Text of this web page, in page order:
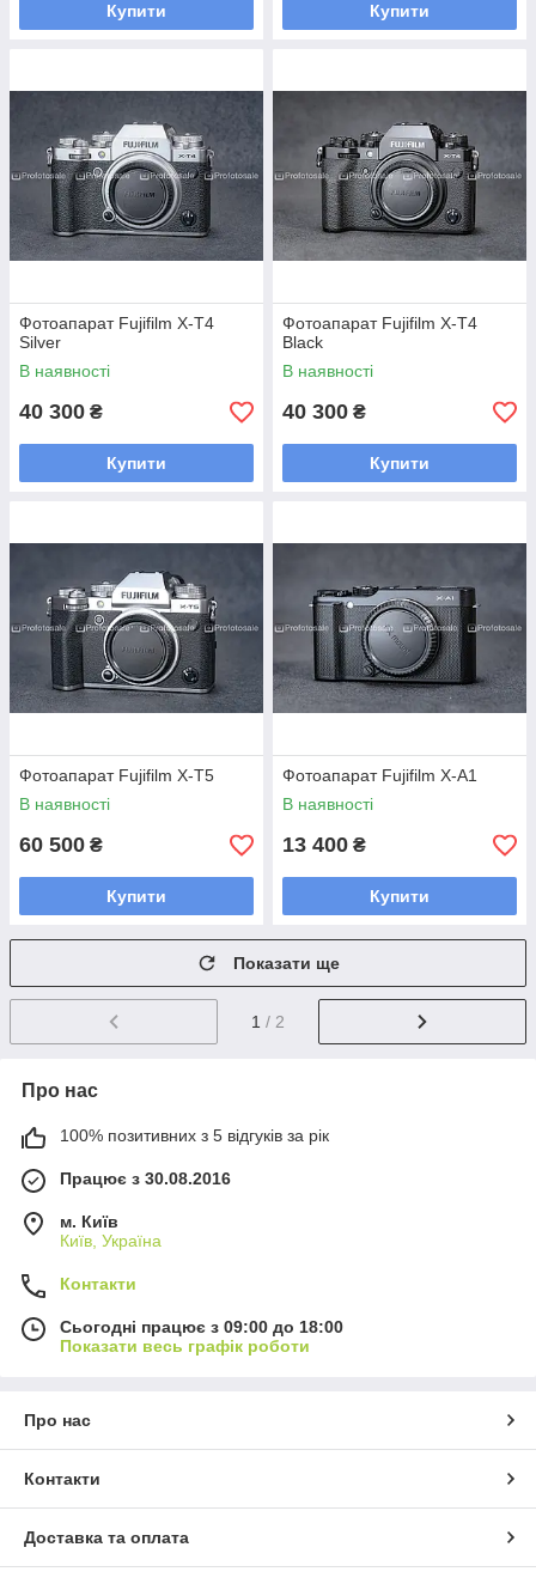
Купити Купити
Фотоапарат Fujifilm X-T4
Silver
В наявності
40 300 ₴
Купити
Фотоапарат Fujifilm X-T4
Black
В наявності
40 300 ₴
Купити
Фотоапарат Fujifilm X-T5
В наявності
60 500 ₴
Купити
Фотоапарат Fujifilm X-A1
В наявності
13 400 ₴
Купити
Показати ще
1 / 2
Про нас
100% позитивних з 5 відгуків за рік
Працює з 30.08.2016
м. Київ
Київ, Україна
Контакти
Сьогодні працює з 09:00 до 18:00
Показати весь графік роботи
Про нас
Контакти
Доставка та оплата